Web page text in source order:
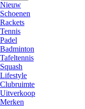
Nieuw
Schoenen
Rackets
Tennis
Padel
Badminton
Tafeltennis
Squash
Lifestyle
Clubruimte
Uitverkoop
Merken